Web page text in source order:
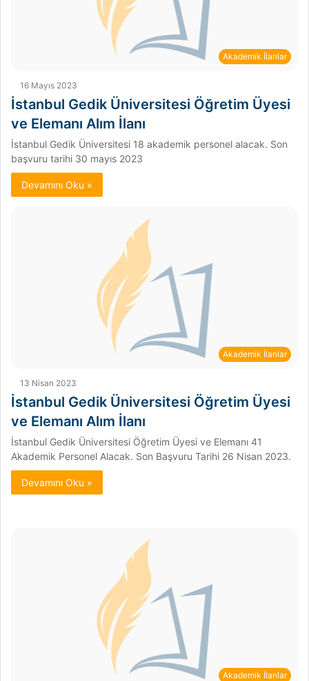
Akademik İlanlar
16 Mayıs 2023
İstanbul Gedik Üniversitesi Öğretim Üyesi
ve Elemanı Alım İlanı
İstanbul Gedik Üniversitesi 18 akademik personel alacak. Son
başvuru tarihi 30 mayıs 2023
Devamını Oku »
Akademik İlanlar
13 Nisan 2023
İstanbul Gedik Üniversitesi Öğretim Üyesi
ve Elemanı Alım İlanı
İstanbul Gedik Üniversitesi Öğretim Üyesi ve Elemanı 41
Akademik Personel Alacak. Son Başvuru Tarihi 26 Nisan 2023.
Devamını Oku »
Akademik İlanlar